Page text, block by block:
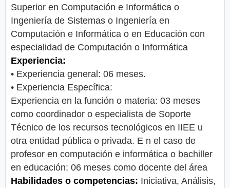
Superior en Computación e Informática o
Ingeniería de Sistemas o Ingeniería en
Computación e Informática o en Educación con
especialidad de Computación o Informática
Experiencia:
• Experiencia general: 06 meses.
• Experiencia Específica:
Experiencia en la función o materia: 03 meses
como coordinador o especialista de Soporte
Técnico de los recursos tecnológicos en IIEE u
otra entidad pública o privada. E n el caso de
profesor en computación e informática o bachiller
en educación: 06 meses como docente del área
Habilidades o competencias: Iniciativa, Análisis,